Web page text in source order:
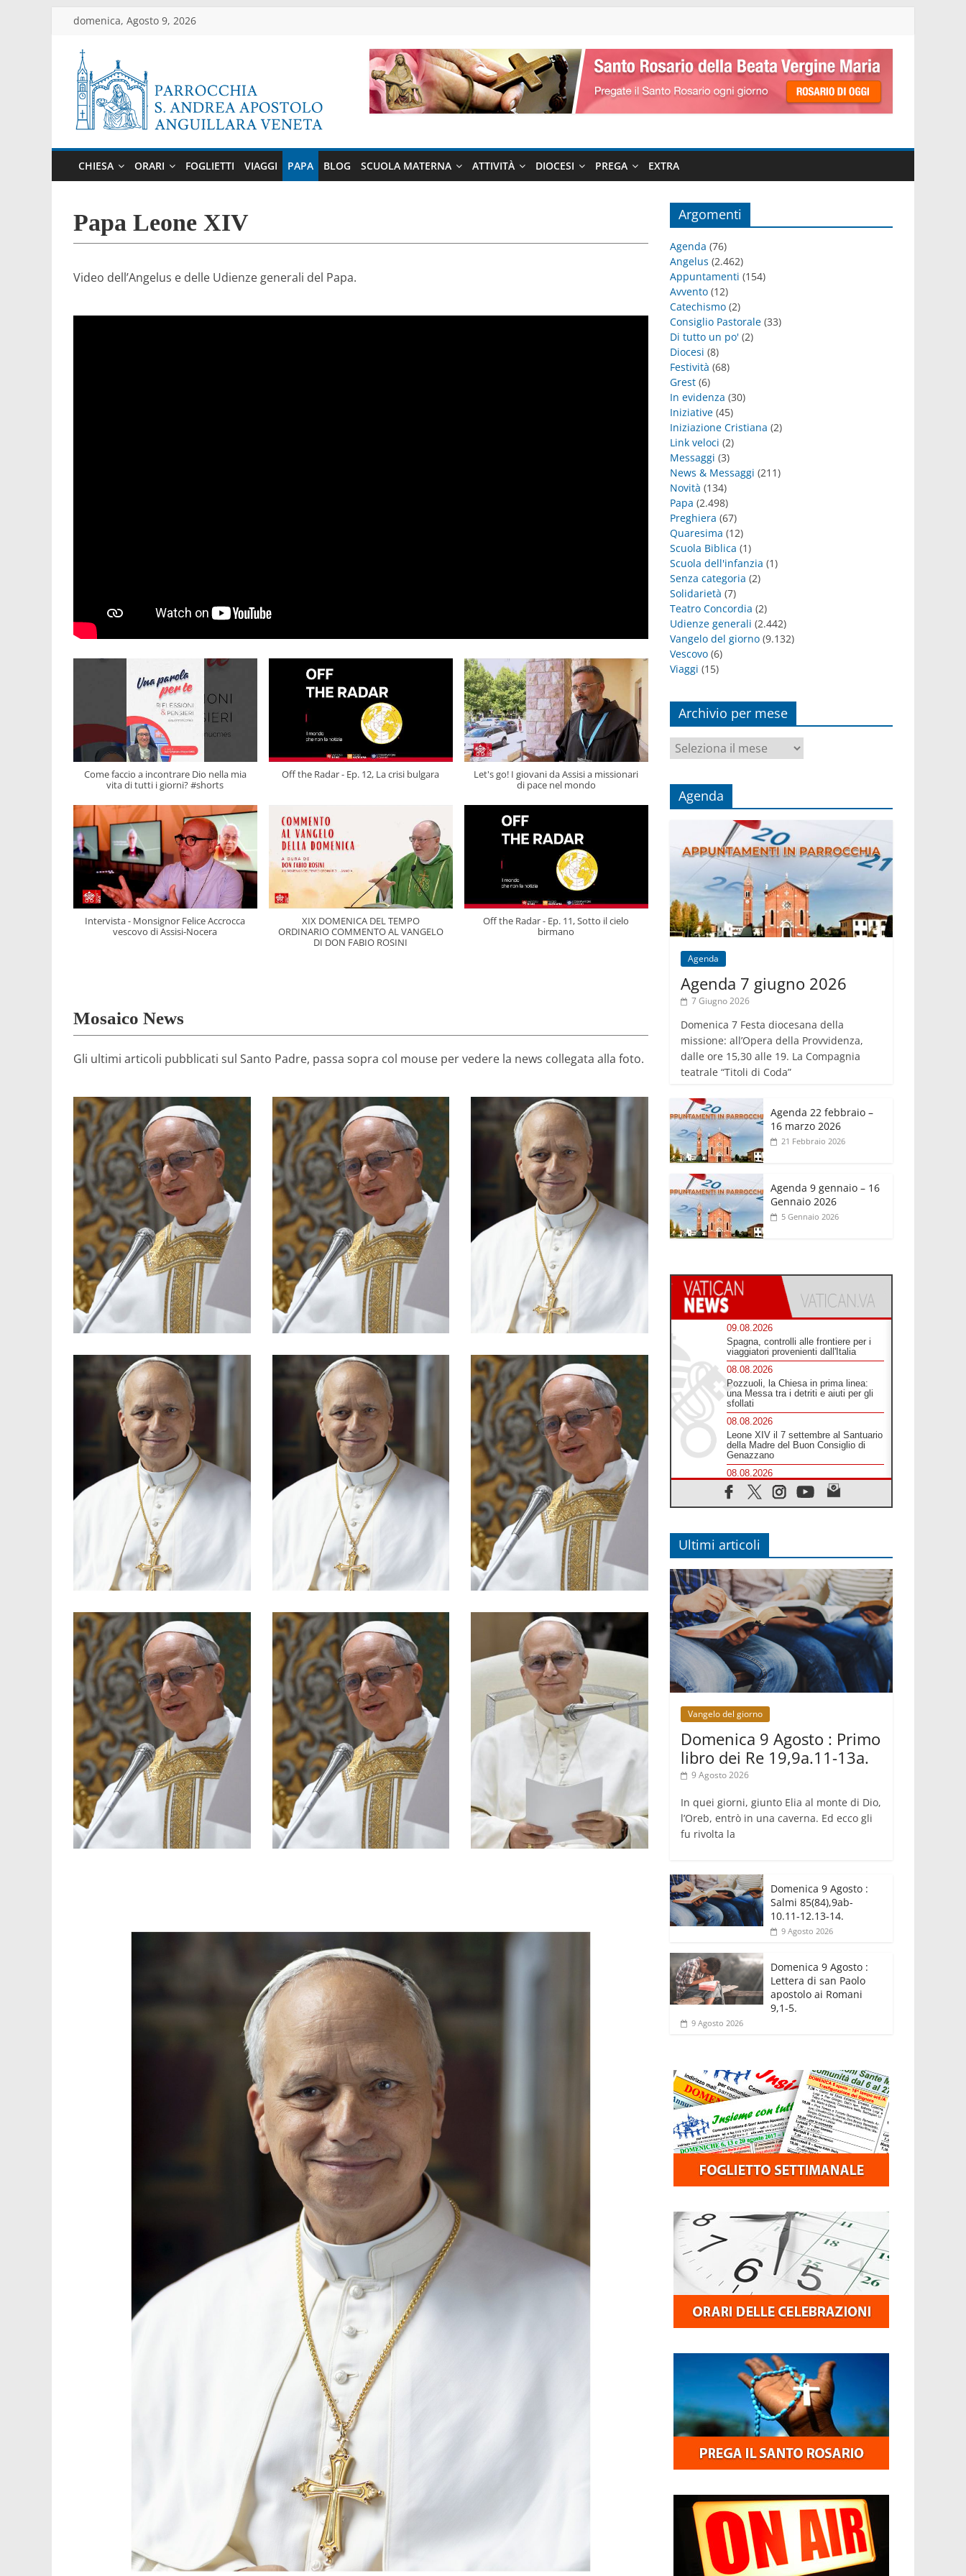
Salta
contenuto
domenica, Agosto 9, 2026
Parrocchia
di
Anguillara
Veneta
ufficiale
CHIESA ORARI FOGLIETTI VIAGGI PAPA BLOG SCUOLA MATERNA ATTIVITÀ DIOCESI PREGA EXTRA
Papa Leone XIV
Video dell’Angelus e delle Udienze generali del Papa.
Come faccio a incontrare Dio nella mia
vita di tutti i giorni? #shorts
Off the Radar - Ep. 12, La crisi bulgara
Let's go! I giovani da Assisi a missionari
di pace nel mondo
Intervista - Monsignor Felice Accrocca
vescovo di Assisi-Nocera
XIX DOMENICA DEL TEMPO
ORDINARIO COMMENTO AL VANGELO
DI DON FABIO ROSINI
Off the Radar - Ep. 11, Sotto il cielo
birmano
Mosaico News
Gli ultimi articoli pubblicati sul Santo Padre, passa sopra col mouse per vedere la news collegata alla foto.
Assisi: Santa Messa
per i partecipanti
allincontro Go!
Franciscan Youth
Meeting (Basilica di
Santa Maria degli
Angeli, 6 agosto
2026)
Carissimi fratelli e sorelle,
carissimi giovani! La festa della
Trasfigurazione, che stiamo
celebrando, è un mistero di luce
Assisi: Incontro del
Santo Padre con i
Giovani partecipanti
al Go! Franciscan
Youth Meeting 2026
(Piazza Santa Maria
degli Angeli, 6 agosto
2026)
Domanda di Karolina (Zagabria)
Santo Padre, mi chiamo Karolina,
vengo dalla Croazia, dalla
parrocchia e basilica di
Visita Pastorale del
Santo Padre ad Assisi
(6 agosto 2026)
Galleria fotografica ore 8.00
decollo dall’eliporto del Vaticano
ore 8.30 atterraggio nel campo
sportivo “Migaghelli” a Santa
Maria
5 agosto 2026 – I
Documenti del
Concilio Vaticano II. II.
Costituzione
Sacrosanctum
Concilium. 5. La
preghiera della Chiesa
I Documenti del Concilio Vaticano
II. II. Costituzione Sacrosanctum
Concilium. 5. La preghiera della
Chiesa Fratelli e sorelle,
buongiorno e benvenuti!
Santo Padre in
occasione della
144ma Supreme
Convention dei
Cavalieri di Colombo
[Denver, 4-6 agosto
2026] (4 agosto
2026)
Sono lieto di salutare tutti voi che
state partecipando alla 144a
Supreme Convention dei Cavalieri
di Colombo, che si tiene
Videomessaggio del
Santo Padre in
occasione della VII
Giornata Nazionale
della Gioventù in
Ecuador [Ibarra, 31
luglio-2 agosto 2026]
(2 agosto 2026)
Cari giovani dell’Ecuador, vi saluto
con affetto mentre vi preparate per
la VII Giornata Nazionale della
Gioventù, che si terrà
Angelus, 2 agosto
2026
Cari fratelli e sorelle, buona
domenica! Quando ascoltiamo il
Vangelo, sentiamo spesso
raccontare dei segni compiuti da
Gesù: sono gesti
Videomessaggio del
Santo Padre ai
partecipanti alla
Giornata Nazionale
della Gioventù in Perù
[Chulucunas, 30
luglio-2 agosto 2026]
(1° agosto 2026)
Cari giovani è giunto il momento
tanto atteso e che avete preparato
con tanto entusiasmo negli ultimi
mesi: la Giornata
Videomessaggio
Prega con il Papa –
Agosto 2026: Per
l’evangelizzazione
nelle città
AGOSTO: Per l’evangelizzazione
nelle città Nel nome del Padre e
del Figlio e dello Spirito Santo.
Amen. Signore Gesù,
Argomenti
Agenda (76)
Angelus (2.462)
Appuntamenti (154)
Avvento (12)
Catechismo (2)
Consiglio Pastorale (33)
Di tutto un po' (2)
Diocesi (8)
Festività (68)
Grest (6)
In evidenza (30)
Iniziative (45)
Iniziazione Cristiana (2)
Link veloci (2)
Messaggi (3)
News & Messaggi (211)
Novità (134)
Papa (2.498)
Preghiera (67)
Quaresima (12)
Scuola Biblica (1)
Scuola dell'infanzia (1)
Senza categoria (2)
Solidarietà (7)
Teatro Concordia (2)
Udienze generali (2.442)
Vangelo del giorno (9.132)
Vescovo (6)
Viaggi (15)
Archivio per mese
Archivio
per
Agenda
Agenda
Agenda 7 giugno 2026
7 Giugno 2026
Domenica 7 Festa diocesana della
missione: all’Opera della Provvidenza,
dalle ore 15,30 alle 19. La Compagnia
teatrale “Titoli di Coda”
Agenda 22 febbraio –
16 marzo 2026
21 Febbraio 2026
Agenda 9 gennaio – 16
Gennaio 2026
5 Gennaio 2026
09.08.2026
Spagna, controlli alle frontiere per i
viaggiatori provenienti dall'Italia
08.08.2026
Pozzuoli, la Chiesa in prima linea:
una Messa tra i detriti e aiuti per gli
sfollati
08.08.2026
Leone XIV il 7 settembre al Santuario
della Madre del Buon Consiglio di
Genazzano
08.08.2026
Il Papa: in Sant'Agata contempliamo
la vittoria dell'amore sulla morte
dell'8 agosto
08.08.2026
Spin Time, Reina: Cristo non abita
nei palazzi del potere ma si identifica
coi senzatetto
08.08.2026
SIGNIS 2026, la comunicazione al
servizio del Vangelo
08.08.2026
Argentina, l'arcivescovo Colombo:
"La visita del Papa messaggio di
pace e dignità"
Tonalestate 2026, i giovani
sconfiggono la paura
08.08.2026
Marcinelle, 70 anni dopo istituita la
Giornata europea per le vittime sul
lavoro
Ultimi articoli
Vangelo del giorno
Domenica 9 Agosto : Primo
libro dei Re 19,9a.11-13a.
9 Agosto 2026
In quei giorni, giunto Elia al monte di Dio,
l’Oreb, entrò in una caverna. Ed ecco gli
fu rivolta la
Domenica 9 Agosto :
Salmi 85(84),9ab-
10.11-12.13-14.
9 Agosto 2026
Domenica 9 Agosto :
Lettera di san Paolo
apostolo ai Romani
9,1-5.
9 Agosto 2026